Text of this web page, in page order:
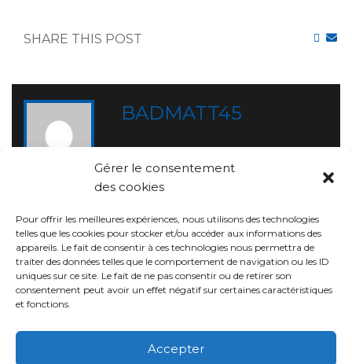
Gérer le consentement
des cookies
Pour offrir les meilleures expériences, nous utilisons des technologies
telles que les cookies pour stocker et/ou accéder aux informations des
appareils. Le fait de consentir à ces technologies nous permettra de
traiter des données telles que le comportement de navigation ou les ID
uniques sur ce site. Le fait de ne pas consentir ou de retirer son
consentement peut avoir un effet négatif sur certaines caractéristiques
et fonctions.
Accepter
SHARE THIS POST
BADMATT45
RELATED POST